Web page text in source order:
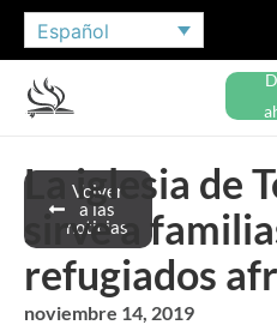
Español
Volver
a las
noticias
La iglesia de
sirve a
refugiados
noviembre 14, 2019